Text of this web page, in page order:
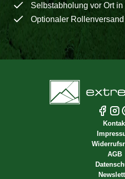
Selbstabholung vor Ort in
Optionaler Rollenversand
AGB